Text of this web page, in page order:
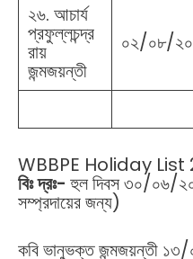
২৬. আচার্য
প্রফুল্লচন্দ্র
রায়
জন্মজয়ন্তী
০২/০৮/
WBBPE Holiday List
বিঃ দ্রঃ- হুল দিবস ৩০/০৬/
সম্প্রদায়ের জন্য)
কবি ভানুভক্ত জন্মজয়ন্তী